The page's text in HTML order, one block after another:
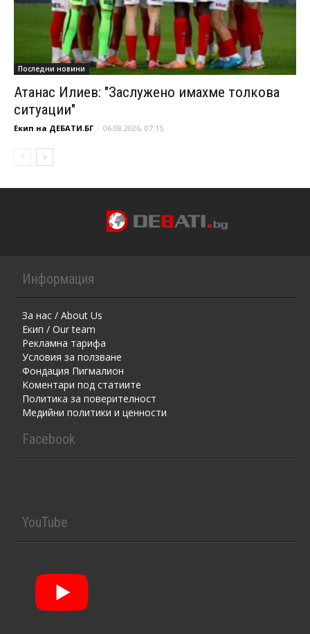
Последни новини
Атанас Илиев: "Заслужено имахме толкова
ситуации"
Екип на ДЕБАТИ.БГ - 06.08.2026, 07:15
Информация
За нас / About Us
Екип / Our team
Рекламна тарифа
Условия за ползване
Фондация Пигмалион
Kоментaри под статиите
Политика за поверителност
Медийни политики и ценности
Facebook
YouTube